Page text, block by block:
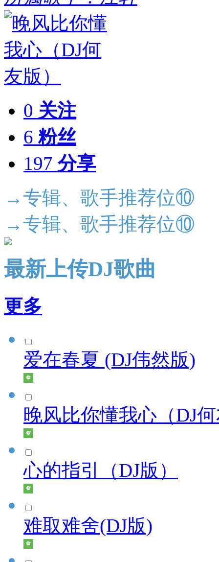
0 关注
6 粉丝
197 分享
→专辑、歌手推荐位⑩
→专辑、歌手推荐位⑩
最新上传DJ歌曲
更多
爱在春夏 (DJ伟然版)
晚风比你懂我心（DJ
心的指引（DJ版）
难取难舍(DJ版)